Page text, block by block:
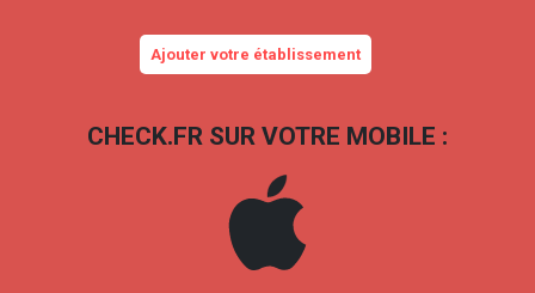
Ajouter votre établissement
CHECK.FR SUR VOTRE MOBILE :